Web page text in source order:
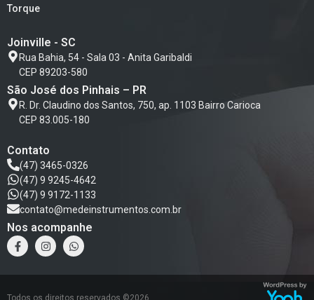
Torque
Joinville - SC
Rua Bahia, 54 - Sala 03 - Anita Garibaldi
CEP 89203-580
São José dos Pinhais – PR
R. Dr. Claudino dos Santos, 750, ap. 1103 Bairro Carioca
CEP 83.005-180
Contato
(47) 3465-0326
(47) 9 9245-4642
(47) 9 9172-1133
contato@medeinstrumentos.com.br
Nos acompanhe
Todos os direitos reservados ©2026